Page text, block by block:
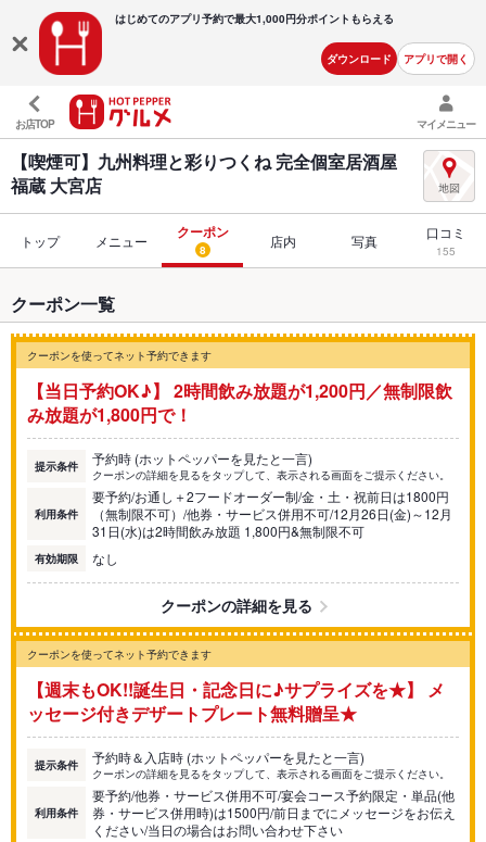
はじめてのアプリ予約で最大1,000円分ポイントもらえる
ダウンロード アプリで開く
お店TOP マイメニュー
【喫煙可】九州料理と彩りつくね 完全個室居酒屋
福蔵 大宮店
トップ メニュー クーポン
8 店内 写真 口コミ
155
クーポン一覧
クーポンを使ってネット予約できます
【当日予約OK♪】 2時間飲み放題が1,200円／無制限飲
み放題が1,800円で！
提示条件 予約時 (ホットペッパーを見たと一言)
クーポンの詳細を見るをタップして、表示される画面をご提示ください。
利用条件
要予約/お通し＋2フードオーダー制/金・土・祝前日は1800円
（無制限不可）/他券・サービス併用不可/12月26日(金)～12月
31日(水)は2時間飲み放題 1,800円&無制限不可
有効期限 なし
クーポンの詳細を見る
クーポンを使ってネット予約できます
【週末もOK!!誕生日・記念日に♪サプライズを★】 メ
ッセージ付きデザートプレート無料贈呈★
提示条件 予約時＆入店時 (ホットペッパーを見たと一言)
クーポンの詳細を見るをタップして、表示される画面をご提示ください。
利用条件
要予約/他券・サービス併用不可/宴会コース予約限定・単品(他
券・サービス併用時)は1500円/前日までにメッセージをお伝え
ください/当日の場合はお問い合わせ下さい